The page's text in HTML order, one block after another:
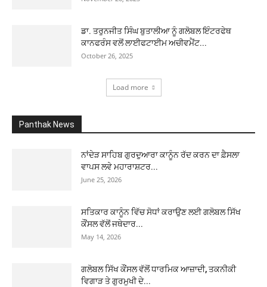
ਡਾ. ਤਰੁਨਜੀਤ ਸਿੰਘ ਬੁਤਾਲੀਆ ਨੂੰ ਗਲੋਬਲ ਇੰਟਰਫੇਥ
ਕਾਨਫਰੰਸ ਵਲੋਂ ਲਾਈਫਟਾਈਮ ਅਚੀਵਮੈਂਟ...
October 26, 2025
Load more
Panthak News
ਨਾਂਦੇੜ ਸਾਹਿਬ ਗੁਰਦੁਆਰਾ ਕਾਨੂੰਨ ਰੱਦ ਕਰਨ ਦਾ ਫ਼ੈਸਲਾ
ਵਾਪਸ ਲਵੇ ਮਹਾਰਾਸ਼ਟਰ...
June 25, 2026
ਸਤਿਕਾਰ ਕਾਨੂੰਨ ਵਿੱਚ ਸੋਧਾਂ ਕਰਾਉਣ ਲਈ ਗਲੋਬਲ ਸਿੱਖ
ਕੌਂਸਲ ਵੱਲੋਂ ਜਥੇਦਾਰ...
May 14, 2026
ਗਲੋਬਲ ਸਿੱਖ ਕੌਂਸਲ ਵੱਲੋਂ ਧਾਰਮਿਕ ਆਜ਼ਾਦੀ, ਤਕਨੀਕੀ
ਵਿਗਾੜ ਤੇ ਗੁਰਮੁਖੀ ਦੇ...